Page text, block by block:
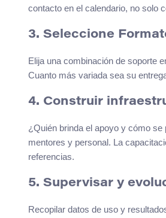
contacto en el calendario, no solo
3. Seleccione
Elija una combinación de soporte
Cuanto más variada sea su
4. Construir
¿Quién brinda el apoyo y cómo
mentores y personal. La
referencias.
5. Supervisar y
Recopilar datos de uso y